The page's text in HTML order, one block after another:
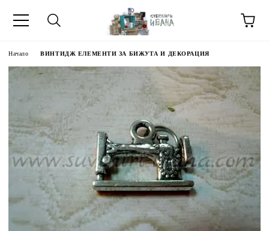
Начало ВИНТИДЖ ЕЛЕМЕНТИ ЗА БИЖУТА И ДЕКОРАЦИЯ